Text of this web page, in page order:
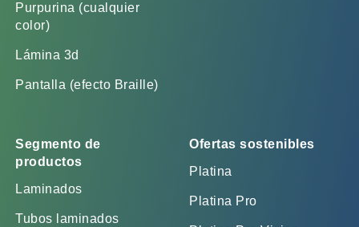
Purpurina (cualquier
color)
Lámina 3d
Pantalla (efecto Braille)
Segmento de
productos
Laminados
Tubos laminados
Ofertas sostenibles
Platina
Platina Pro